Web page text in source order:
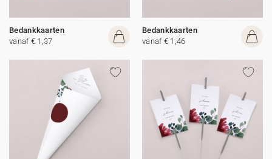
Bedankkaarten
vanaf € 1,37
Bedankkaarten
vanaf € 1,46